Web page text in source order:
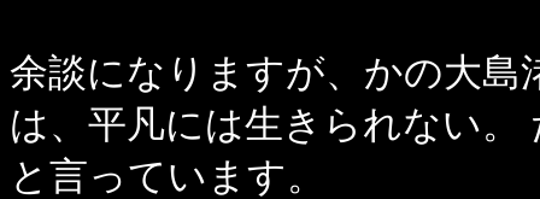
余談になりますが、かの大島
は、平凡には生きられない
と言っています。